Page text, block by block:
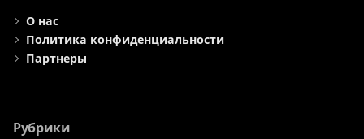
О нас
Политика конфиденциальности
Партнеры
Рубрики